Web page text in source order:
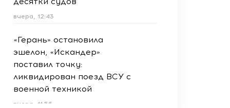
вчера, 12:43
«Герань» остановила
эшелон, «Искандер»
поставил точку:
ликвидирован поезд ВСУ с
военной техникой
вчера, 11:56